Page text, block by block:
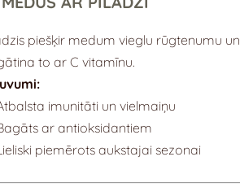
piešķir medum vieglu rūgtenumu un
to ar C vitamīnu.
imunitāti un vielmaiņu
ar antioksidantiem
piemērots aukstajai sezonai